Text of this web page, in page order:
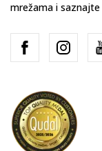
mrežama i